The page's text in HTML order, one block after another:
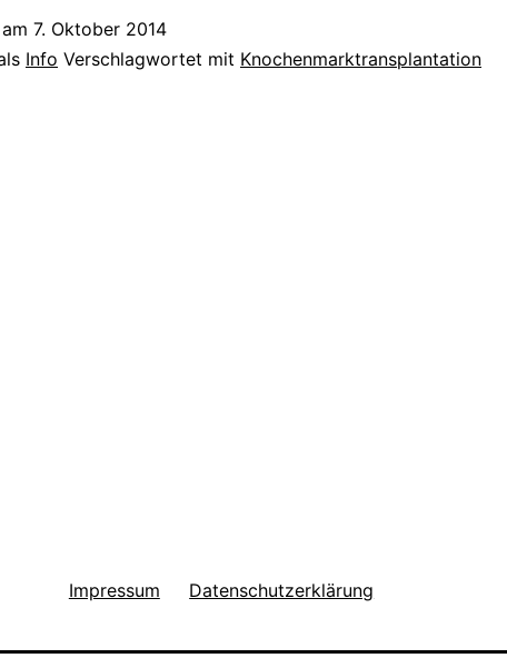
7. Oktober 2014
Info Verschlagwortet mit Knochenmarktransplantation
Impressum Datenschutzerklärung